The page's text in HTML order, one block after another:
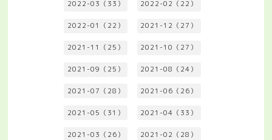
2022-03（33） 2022-02（22）
2022-01（22） 2021-12（27）
2021-11（25） 2021-10（27）
2021-09（25） 2021-08（24）
2021-07（28） 2021-06（26）
2021-05（31） 2021-04（33）
2021-03（26） 2021-02（28）